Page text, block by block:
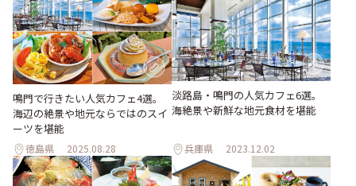
鳴門で行きたい人気カフェ4選。
海辺の絶景や地元ならではのスイ
ーツを堪能
徳島県 2025.08.28
淡路島・鳴門の人気カフェ6選。
海絶景や新鮮な地元食材を堪能
兵庫県 2023.12.02